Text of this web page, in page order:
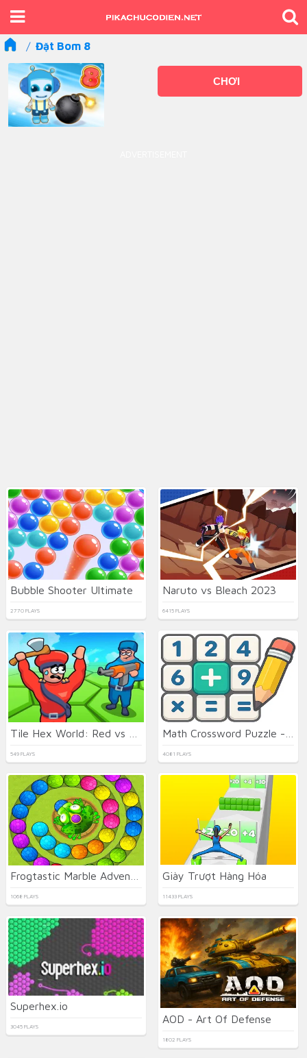
Đặt Bom 8
CHƠI
Bubble Shooter Ultimate
2770 PLAYS
Naruto vs Bleach 2023
6415 PLAYS
549 PLAYS 4081 PLAYS
1068 PLAYS
Giày Trượt Hàng Hóa
11433 PLAYS
Superhex.io
3045 PLAYS
AOD - Art Of Defense
1802 PLAYS